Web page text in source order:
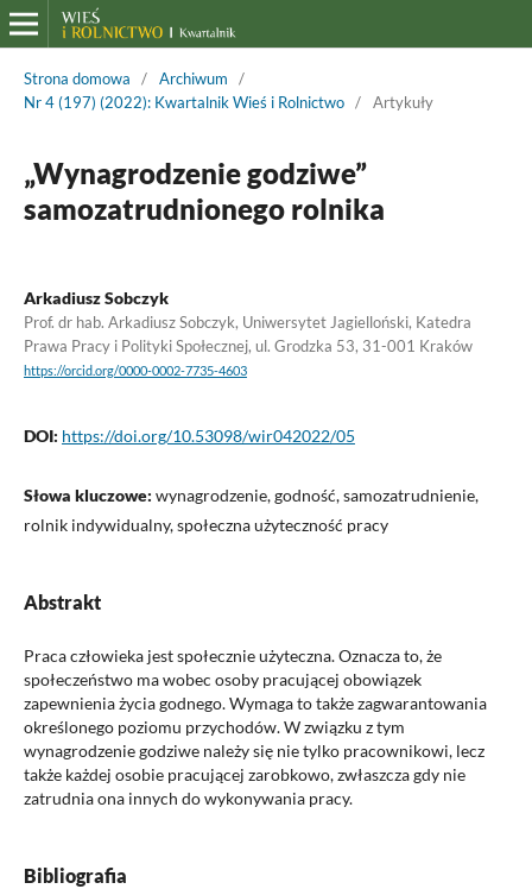
Strona domowa / Archiwum
/
Nr 4 (197) (2022): Kwartalnik Wieś i Rolnictwo / Artykuły
„Wynagrodzenie godziwe”
samozatrudnionego rolnika
Arkadiusz Sobczyk
Prof. dr hab. Arkadiusz Sobczyk, Uniwersytet Jagielloński, Katedra
Prawa Pracy i Polityki Społecznej, ul. Grodzka 53, 31-001 Kraków
https://orcid.org/0000-0002-7735-4603
DOI: https://doi.org/10.53098/wir042022/05
Słowa kluczowe: wynagrodzenie, godność, samozatrudnienie,
rolnik indywidualny, społeczna użyteczność pracy
Abstrakt
Praca człowieka jest społecznie użyteczna. Oznacza to, że
społeczeństwo ma wobec osoby pracującej obowiązek
zapewnienia życia godnego. Wymaga to także zagwarantowania
określonego poziomu przychodów. W związku z tym
wynagrodzenie godziwe należy się nie tylko pracownikowi, lecz
także każdej osobie pracującej zarobkowo, zwłaszcza gdy nie
zatrudnia ona innych do wykonywania pracy.
Bibliografia